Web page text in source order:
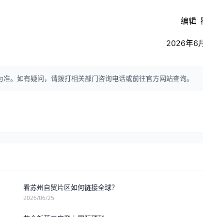
编辑
2026年6
。如有疑问，请拨打相关部门咨询电话或前往官方网站查询。
看苏州自贸片区如何链接全球？
2026/06/25